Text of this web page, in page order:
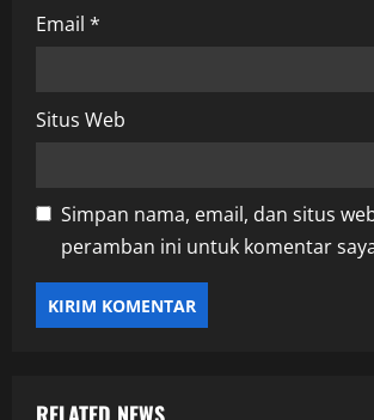
Email *
Situs Web
Simpan nama, email, dan situs
peramban ini untuk komentar